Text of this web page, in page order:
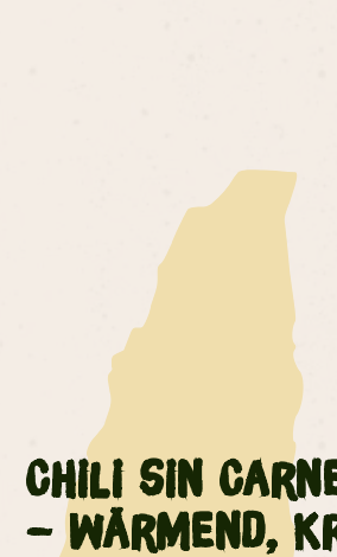
Chili sin
– wärmend,